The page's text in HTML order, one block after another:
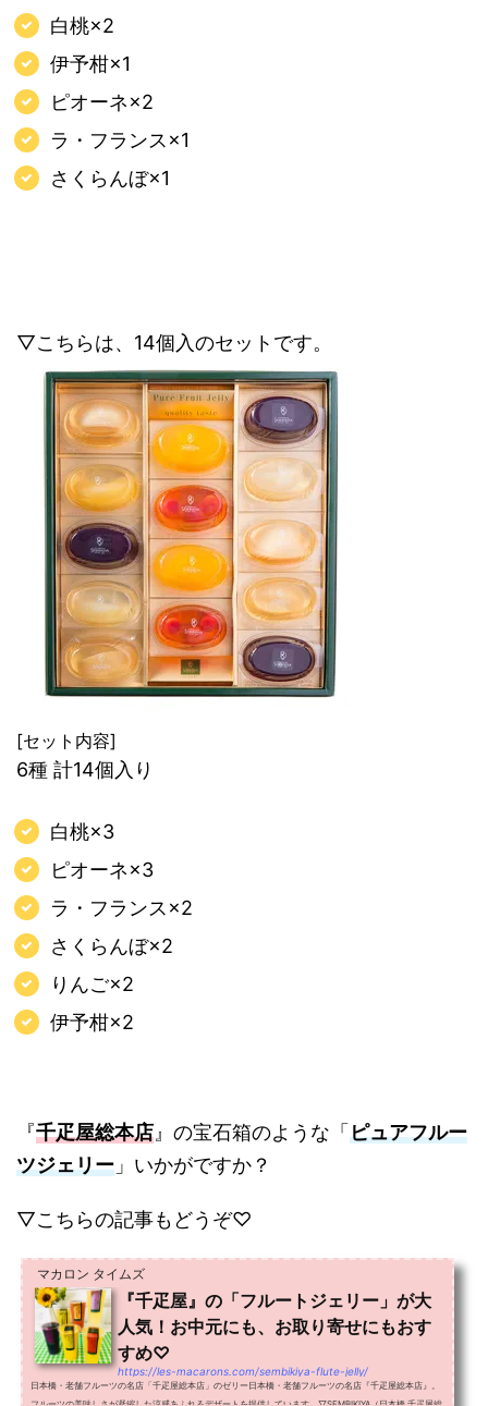
白桃×2
伊予柑×1
ピオーネ×2
ラ・フランス×1
さくらんぼ×1
▽こちらは、14個入のセットです。
[セット内容]
6種 計14個入り
白桃×3
ピオーネ×3
ラ・フランス×2
さくらんぼ×2
りんご×2
伊予柑×2
『千疋屋総本店 』の宝石箱のような「 ピュアフルー
ツジェリー 」いかがですか？
▽こちらの記事もどうぞ♡
マカロン タイムズ
『千疋屋』の「フルートジェリー」が大
人気！お中元にも、お取り寄せにもおす
すめ♡
https://les-macarons.com/sembikiya-flute-jelly/
日本橋・老舗フルーツの名店「千疋屋総本店」のゼリー日本橋・老舗フルーツの名店『千疋屋総本店』。
フルーツの美味しさが凝縮した涼感あふれるデザートを提供しています。▽SEMBIKIYA（日本橋 千疋屋総